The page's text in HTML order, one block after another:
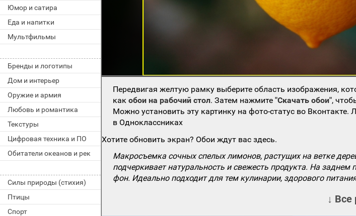
Юмор и сатира
Еда и напитки
Мультфильмы
Бренды и логотипы
Дом и интерьер
Оружие и армия
Любовь и романтика
Текстуры
Цифровая техника и ПО
Обитатели океанов и рек
Силы природы (стихия)
Птицы
Спорт
Передвигая желтую рамку выберите область изображения,
какобои на рабочий стол. Затем нажмите"Скачать обои",
Можно установить эту картинку на фото-статус во Вконтакте.
в Одноклассниках
Хотите обновить экран? Обои ждут вас здесь.
Макросъемка сочных спелых лимонов, растущих на ветке
подчеркивает натуральность и свежесть продукта. На
фон. Идеально подходит для тем кулинарии, здорового
↓